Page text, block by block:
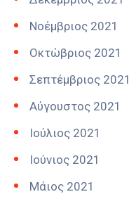
Νοέμβριος 2021
Οκτώβριος 2021
Σεπτέμβριος 2021
Αύγουστος 2021
Ιούλιος 2021
Ιούνιος 2021
Μάιος 2021